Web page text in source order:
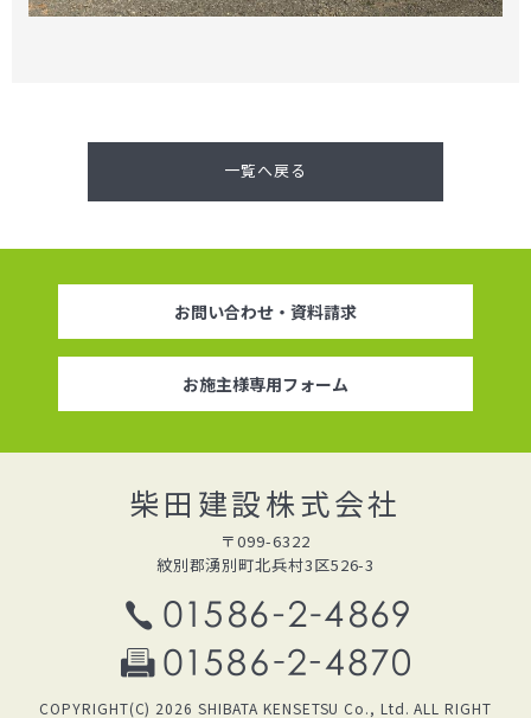
一覧へ戻る
お問い合わせ・資料請求
お施主様専用フォーム
柴田建設株式会社
〒099-6322
紋別郡湧別町北兵村3区526-3
COPYRIGHT(C) 2026 SHIBATA KENSETSU Co., Ltd. ALL RIGHT